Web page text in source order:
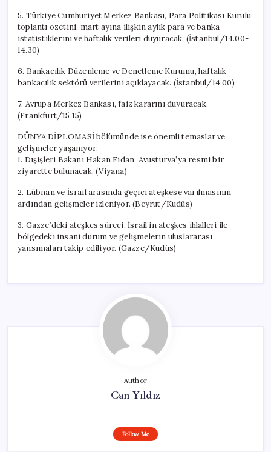
5. Türkiye Cumhuriyet Merkez Bankası, Para Politikası Kurulu
toplantı özetini, mart ayına ilişkin aylık para ve banka
istatistiklerini ve haftalık verileri duyuracak. (İstanbul/14.00-
14.30)
6. Bankacılık Düzenleme ve Denetleme Kurumu, haftalık
bankacılık sektörü verilerini açıklayacak. (İstanbul/14.00)
7. Avrupa Merkez Bankası, faiz kararını duyuracak.
(Frankfurt/15.15)
DÜNYA DİPLOMASİ bölümünde ise önemli temaslar ve
gelişmeler yaşanıyor:
1. Dışişleri Bakanı Hakan Fidan, Avusturya’ya resmi bir
ziyarette bulunacak. (Viyana)
2. Lübnan ve İsrail arasında geçici ateşkese varılmasının
ardından gelişmeler izleniyor. (Beyrut/Kudüs)
3. Gazze’deki ateşkes süreci, İsrail’in ateşkes ihlalleri ile
bölgedeki insani durum ve gelişmelerin uluslararası
yansımaları takip ediliyor. (Gazze/Kudüs)
Author
Can Yıldız
Follow Me